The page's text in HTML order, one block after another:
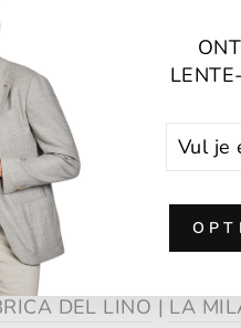
JE
E-
ANA
MANETTI
CINZIA ROCCA
FILIPPI FABIANA
DEL LINO | LA